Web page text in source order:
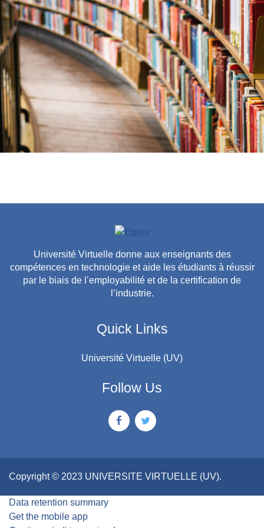
Université Virtuelle donne aux enseignants des
compétences en technologie et aide les étudiants à réussir
par le biais de l’employabilité et de la certification de
l’industrie.
Quick Links
Université Virtuelle (UV)
Follow Us
Copyright © 2023 UNIVERSITE VIRTUELLE (UV).
Data retention summary
Get the mobile app